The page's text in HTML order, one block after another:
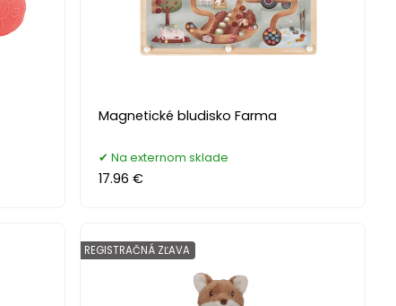
Magnetické bludisko Farma
Na externom sklade
17.96 €
REGISTRAČNÁ ZĽAVA